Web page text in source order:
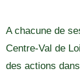
A chacune de
Centre-Val de
des actions